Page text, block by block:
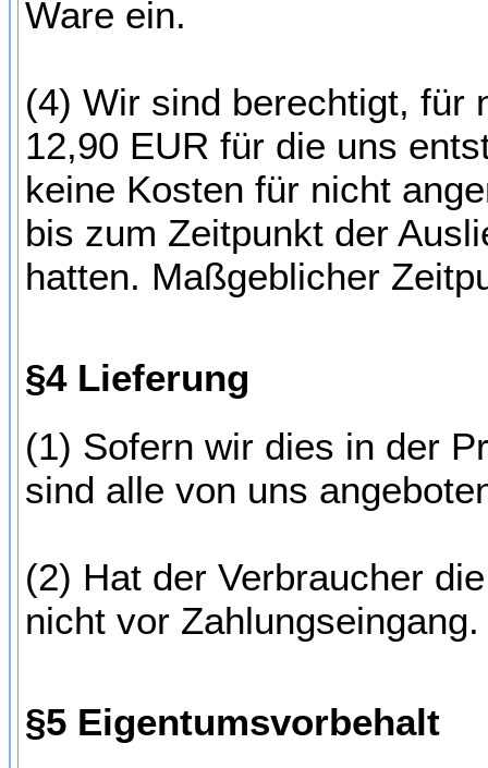
Ware ein.
(4) Wir sind berechtigt, für
12,90 EUR für die uns
keine Kosten für nicht
bis zum Zeitpunkt der
hatten. Maßgeblicher
§4 Lieferung
(1) Sofern wir dies in der
sind alle von uns
(2) Hat der Verbraucher
nicht vor Zahlungseingang.
§5 Eigentumsvorbehalt